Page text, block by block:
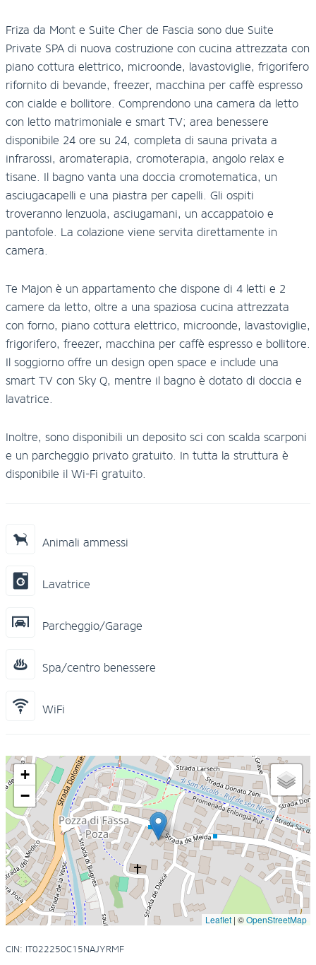
Friza da Mont e Suite Cher de Fascia sono due Suite
Private SPA di nuova costruzione con cucina attrezzata con
piano cottura elettrico, microonde, lavastoviglie, frigorifero
rifornito di bevande, freezer, macchina per caffè espresso
con cialde e bollitore. Comprendono una camera da letto
con letto matrimoniale e smart TV; area benessere
disponibile 24 ore su 24, completa di sauna privata a
infrarossi, aromaterapia, cromoterapia, angolo relax e
tisane. Il bagno vanta una doccia cromotematica, un
asciugacapelli e una piastra per capelli. Gli ospiti
troveranno lenzuola, asciugamani, un accappatoio e
pantofole. La colazione viene servita direttamente in
camera.
Te Majon è un appartamento che dispone di 4 letti e 2
camere da letto, oltre a una spaziosa cucina attrezzata
con forno, piano cottura elettrico, microonde, lavastoviglie,
frigorifero, freezer, macchina per caffè espresso e bollitore.
Il soggiorno offre un design open space e include una
smart TV con Sky Q, mentre il bagno è dotato di doccia e
lavatrice.
Inoltre, sono disponibili un deposito sci con scalda scarponi
e un parcheggio privato gratuito. In tutta la struttura è
disponibile il Wi-Fi gratuito.
Animali ammessi
Lavatrice
Parcheggio/Garage
Spa/centro benessere
WiFi
+
−
Leaflet | ©OpenStreetMap
CIN: IT022250C15NAJYRMF